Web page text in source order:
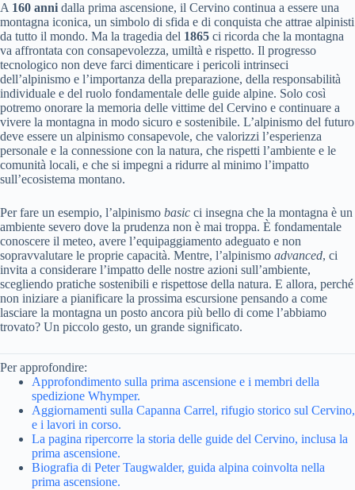
A 160 anni dalla prima ascensione, il Cervino continua a essere una
montagna iconica, un simbolo di sfida e di conquista che attrae alpinisti
da tutto il mondo. Ma la tragedia del 1865 ci ricorda che la montagna
va affrontata con consapevolezza, umiltà e rispetto. Il progresso
tecnologico non deve farci dimenticare i pericoli intrinseci
dell’alpinismo e l’importanza della preparazione, della responsabilità
individuale e del ruolo fondamentale delle guide alpine. Solo così
potremo onorare la memoria delle vittime del Cervino e continuare a
vivere la montagna in modo sicuro e sostenibile. L’alpinismo del futuro
deve essere un alpinismo consapevole, che valorizzi l’esperienza
personale e la connessione con la natura, che rispetti l’ambiente e le
comunità locali, e che si impegni a ridurre al minimo l’impatto
sull’ecosistema montano.
Per fare un esempio, l’alpinismo basic ci insegna che la montagna è un
ambiente severo dove la prudenza non è mai troppa. È fondamentale
conoscere il meteo, avere l’equipaggiamento adeguato e non
sopravvalutare le proprie capacità. Mentre, l’alpinismo advanced, ci
invita a considerare l’impatto delle nostre azioni sull’ambiente,
scegliendo pratiche sostenibili e rispettose della natura. E allora, perché
non iniziare a pianificare la prossima escursione pensando a come
lasciare la montagna un posto ancora più bello di come l’abbiamo
trovato? Un piccolo gesto, un grande significato.
Per approfondire:
Approfondimento sulla prima ascensione e i membri della
spedizione Whymper.
Aggiornamenti sulla Capanna Carrel, rifugio storico sul Cervino,
e i lavori in corso.
La pagina ripercorre la storia delle guide del Cervino, inclusa la
prima ascensione.
Biografia di Peter Taugwalder, guida alpina coinvolta nella
prima ascensione.